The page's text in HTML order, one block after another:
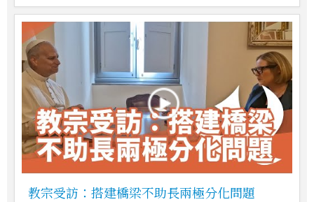
教宗受訪：搭建橋梁不助長兩極分化問題